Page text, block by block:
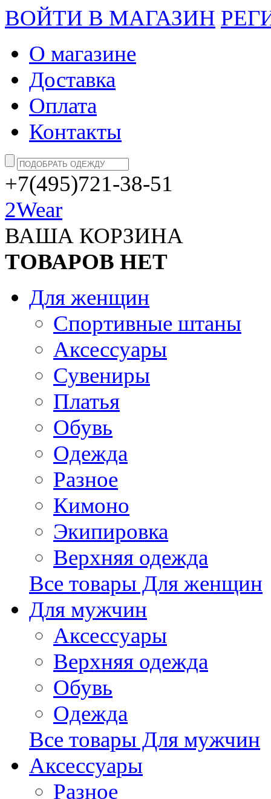
ВОЙТИ В МАГАЗИН
О магазине
Доставка
Оплата
Контакты
+7(495)721-38-51
2Wear
ВАША КОРЗИНА
ТОВАРОВ НЕТ
Для женщин
Спортивные штаны
Аксессуары
Сувениры
Платья
Обувь
Одежда
Разное
Кимоно
Экипировка
Верхняя одежда
Все товары Для женщин
Для мужчин
Аксессуары
Верхняя одежда
Обувь
Одежда
Все товары Для мужчин
Аксессуары
Разное